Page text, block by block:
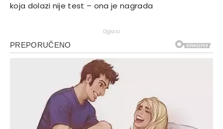
koja dolazi nije test – ona je nagrada
Oglasi